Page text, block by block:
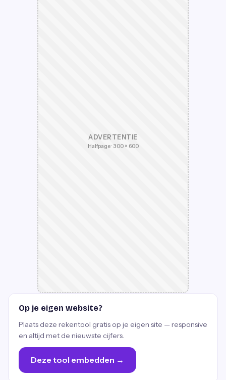
ADVERTENTIE
Halfpage · 300 × 600
Op je eigen website?
Plaats deze rekentool gratis op je eigen site — responsive
en altijd met de nieuwste cijfers.
Deze tool embedden →